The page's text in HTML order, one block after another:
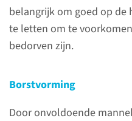
belangrijk om goed op de
te letten om te
bedorven zijn.
Borstvorming
Door onvoldoende
lees meer
Normale